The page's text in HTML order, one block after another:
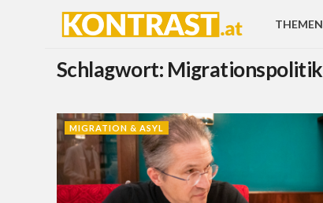
THEMEN
Schlagwort: Migrationspolitik
MIGRATION & ASYL